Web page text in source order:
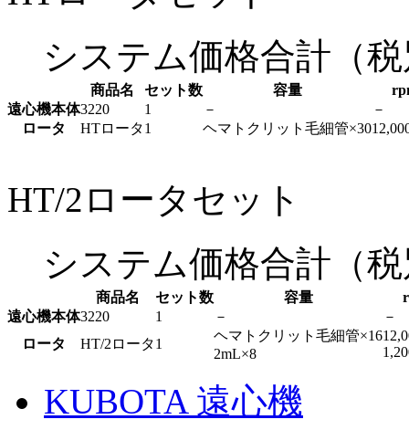
システム価格合計 （
商品名 セット数 容量
遠心機本体3220 1 －
－
ロータ
HTロータ1 ヘマトクリット毛細管×30
HT/2ロータセット
システム価格合計 （
商品名 セット数 容量
遠心機本体3220 1 －
－
ロータ
HT/2ロータ1
ヘマトクリット毛細管×16
2mL×8
KUBOTA 遠心機